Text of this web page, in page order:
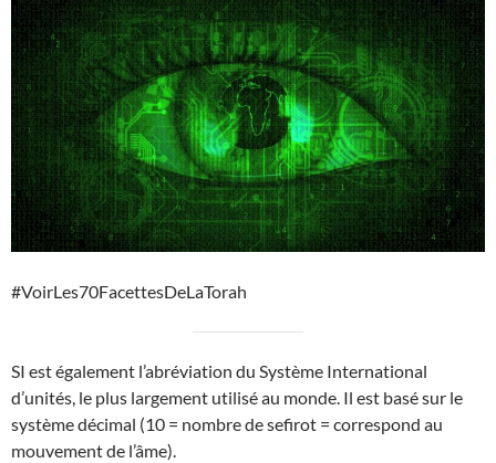
#VoirLes70FacettesDeLaTorah
SI est également l’abréviation du Système International
d’unités, le plus largement utilisé au monde. Il est basé sur le
système décimal (10 = nombre de sefirot = correspond au
mouvement de l’âme).